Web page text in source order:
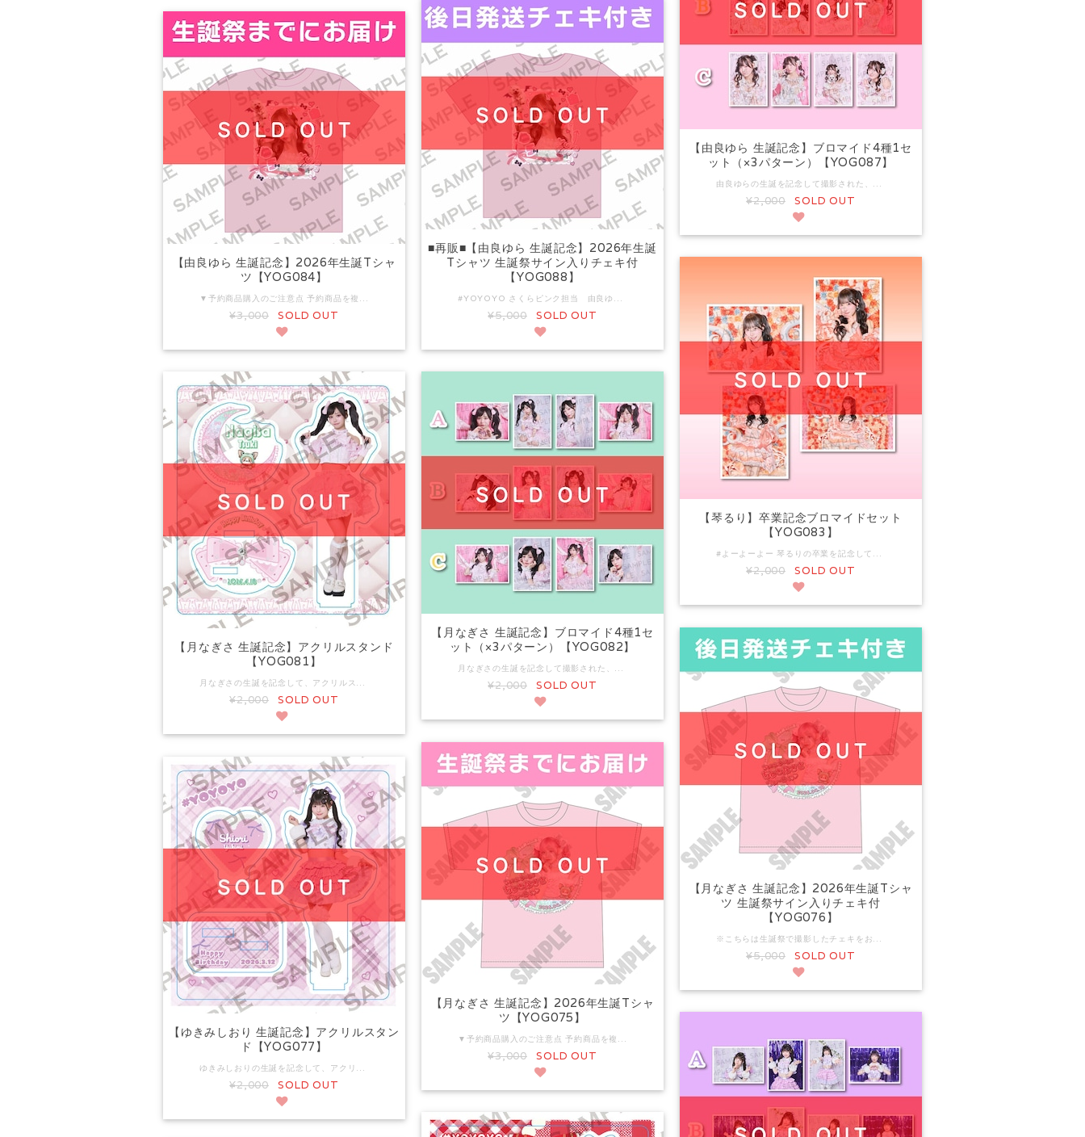
【由良ゆら 生誕記念】ブロマイド4種1セ
ット（×3パターン）【YOG087】
由良ゆらの生誕を記念して撮影された、撮り下ろしプロマイドの販売を開始いたします。 Aセット：2,000円 Bセット：2,000円 Cセット：2,000円 1会計（1注文）でA,B,C,をコンプリート（各1セットずつ購入）して頂いた方にコンプリート特典として【2L版】ブロマイド（サイン入り）３種1セットをプレゼントいたします。 例） ・A×1セット B×1セット C×1セットご購入 →【2L版】ブロマイド（サイン入り）を3種1セット ・A×2セット B×1セット C×3セットご購入 →【2L版】ブロマイド（サイン入り）を3種1セット ・A×2セット B×2セット C×2セットご購入 →【2L版】ブロマイド（サイン入り）を3種2セット ※【2L版】ブロマイド（サイン入り）３種すべてサイン付きとなります。 ※1注文で購入いただいた場合の特典となります。 ※複数注文による合算での特典プレゼントは対象外となりますのでご了承ください。 ※製品の特性上、注文後のキャンセル・変更は一切できません。 *――*発送に関する注意事項*――* ①ご購入後の次のご要望は一切お受け出来ませんので予めご了承下さい。 【発送先住所の変更・訂正】 ②住所未入力や住所間違いにより返送があった場合は、お客様負担（着払い）にての再配送となります。 ③お受取の利便性を考慮し、原則的にネコポスで発送致しますが、サービスの仕様上「営業所留め不可」「郵便局留め不可」「転送不可」となります。ご注文時の配送先住所にご注意ください。 他の予約商品（グッズ含む）と同時購入された場合 すべての商品が揃ってからの発送となります。
¥2,000 SOLD OUT
■再販■【由良ゆら 生誕記念】2026年生誕
Tシャツ 生誕祭サイン入りチェキ付
【YOG088】
#YOYOYO さくらピンク担当 由良ゆらの生誕を記念して デザインされたプレミアムな1着！ 本商品は、生誕祭で撮影したTシャツ着用サイン入りチェキ1枚と共に お送りさせて頂きます関係で、生誕祭後のお手配・発送となります。 サイン入りのTシャツ着用チェキは本購入の限定となります。 現地特典会およびリモートチェキではTシャツの着用はございません。 ※フロントのみのデザインです。 素材：コットン100% Mサイズ 着丈 68cm 身幅 51cm 肩幅 45cm 袖丈 21cm Lサイズ 着丈 71cm 身幅 54cm 肩幅 47cm 袖丈 22cm XLサイズ 着丈 74cm 身幅 57cm 肩幅 49cm 袖丈 23cm XXLサイズ 着丈 77cm 身幅 60cm 肩幅 52cm 袖丈 25cm ※画像はイメージです。実際の商品とは異なる場合がございますので、あらかじめご了承ください。 ▼予約商品について こちらは予約商品となります。通常販売商品と一緒での購入はできません。 また、別の予約商品（リモートチェキを含む）と一緒のご購入の場合 すべての商品が揃ってからの発送となります。 ▼発送時期について 2026年7月27日(月)以降、順次発送となります。 ▼発送に関するご注意 ご注文後の配達先住所の変更や、日時指定等は一切お受けできませんので 発送後、配達業者（ヤマト運輸）と調整くださいませ。 住所不備、ご不在等により返送された場合の再発送は 別途着払い発送での送料をご負担いただきます。 ヤマト運輸での配達となりますので 郵便局留めサービスはご利用いただけません。
¥5,000 SOLD OUT
【由良ゆら 生誕記念】2026年生誕Tシャ
ツ【YOG084】
▼予約商品購入のご注意点 予約商品を複数ご購入の場合、すべての商品が揃い次第まとめて発送いたします。 そのため、イベント開催前にお届け予定の商品も、他の予約商品の入荷次第の発送となります。 イベント開催前に確実にお受け取りをご希望の場合は、商品ごとに分けてご注文ください。 ※2026年6月20日（土）までにお届けが可能な商品となっております。 生誕祭チェキ付きは下記よりご購入ください。 https://ec.yoyoyo.info/items/144777979 #YOYOYO さくらピンク担当 由良ゆらの生誕を記念して デザインされたプレミアムな1着！ ※フロントのみのデザインです。 素材：コットン100% Mサイズ 着丈 68cm 身幅 51cm 肩幅 45cm 袖丈 21cm Lサイズ 着丈 71cm 身幅 54cm 肩幅 47cm 袖丈 22cm XLサイズ 着丈 74cm 身幅 57cm 肩幅 49cm 袖丈 23cm XXLサイズ 着丈 77cm 身幅 60cm 肩幅 52cm 袖丈 25cm ※画像はイメージです。実際の商品とは異なる場合がございますので、あらかじめご了承ください。 ▼予約商品について こちらは予約商品となります。通常販売商品と一緒での購入はできません。 また、別の予約商品（リモートチェキを含む）と一緒のご購入の場合 すべての商品が揃ってからの発送となります。 ▼発送時期について 2026年6月17日(水)以降、順次発送となります。 ▼発送に関するご注意 ご注文後の配達先住所の変更や、日時指定等は一切お受けできませんので 発送後、配達業者（ヤマト運輸）と調整くださいませ。 住所不備、ご不在等により返送された場合の再発送は 別途着払い発送での送料をご負担いただきます。 ヤマト運輸での配達となりますので 郵便局留めサービスはご利用いただけません。
¥3,000 SOLD OUT
【琴るり】卒業記念ブロマイドセット
【YOG083】
#よーよーよー 琴るりの卒業を記念して撮影された 撮り下ろしプロマイドの販売を開始いたします。 4枚1セット：2,000円 ※製品の特性上、注文後のキャンセル・変更は一切できません。 *――*発送に関する注意事項*――* ①ご購入後の次のご要望は一切お受け出来ませんので予めご了承下さい。 【発送先住所の変更・訂正】 ②住所未入力や住所間違いにより返送があった場合は、お客様負担（着払い）にての再配送となります。 ③お受取の利便性を考慮し、原則的にネコポスで発送致しますが、サービスの仕様上「営業所留め不可」「郵便局留め不可」「転送不可」となります。ご注文時の配送先住所にご注意ください。 他の予約商品（グッズ含む）と同時購入された場合 すべての商品が揃ってからの発送となります。
¥2,000 SOLD OUT
【月なぎさ 生誕記念】アクリルスタンド
【YOG081】
月なぎさの生誕を記念して、アクリルスタンドを販売いたします。 ▼サイズ アクリルスタンド本体：約W102mm×H110mm ▼予約商品について こちらは予約商品となります。通常販売商品と一緒での購入はできません。 また、別の予約商品（リモートチェキを含む）と一緒のご購入の場合 すべての商品が揃ってからの発送となります。 ▼発送時期について 2026年5月25日(月)以降、順次発送 ▼発送に関するご注意 ご注文後の配達先住所の変更や、日時指定等は一切お受けできませんので 発送後、配達業者（ヤマト運輸）と調整くださいませ。 住所不備、ご不在等により返送された場合の再発送は 別途着払い発送での送料をご負担いただきます。 ヤマト運輸での配達となりますので 郵便局留めサービスはご利用いただけません。
¥2,000 SOLD OUT
【月なぎさ 生誕記念】ブロマイド4種1セ
ット（×3パターン）【YOG082】
月なぎさの生誕を記念して撮影された、撮り下ろしプロマイドの販売を開始いたします。 Aセット：2,000円 Bセット：2,000円 Cセット：2,000円 1会計（1注文）でA,B,C,をコンプリート（各1セットずつ購入）して頂いた方にコンプリート特典として【2L版】ブロマイド（サイン入り）３種1セットをプレゼントいたします。 例） ・A×1セット B×1セット C×1セットご購入 →【2L版】ブロマイド（サイン入り）を3種1セット ・A×2セット B×1セット C×3セットご購入 →【2L版】ブロマイド（サイン入り）を3種1セット ・A×2セット B×2セット C×2セットご購入 →【2L版】ブロマイド（サイン入り）を3種2セット ※【2L版】ブロマイド（サイン入り）３種すべてサイン付きとなります。 ※1注文で購入いただいた場合の特典となります。 ※複数注文による合算での特典プレゼントは対象外となりますのでご了承ください。 ※製品の特性上、注文後のキャンセル・変更は一切できません。 *――*発送に関する注意事項*――* ①ご購入後の次のご要望は一切お受け出来ませんので予めご了承下さい。 【発送先住所の変更・訂正】 ②住所未入力や住所間違いにより返送があった場合は、お客様負担（着払い）にての再配送となります。 ③お受取の利便性を考慮し、原則的にネコポスで発送致しますが、サービスの仕様上「営業所留め不可」「郵便局留め不可」「転送不可」となります。ご注文時の配送先住所にご注意ください。 他の予約商品（グッズ含む）と同時購入された場合 すべての商品が揃ってからの発送となります。
¥2,000 SOLD OUT
【月なぎさ 生誕記念】2026年生誕Tシャ
ツ 生誕祭サイン入りチェキ付
【YOG076】
※こちらは生誕祭で撮影したチェキをお付けしての商品となります。 ライブ当日の着用をご希望の場合は、下記よりご購入ください。 https://ec.yoyoyo.info/items/138909014 #YOYOYO きらきらミント担当 月なぎさの生誕を記念して デザインされたプレミアムな1着！ 本商品は、生誕祭で撮影したTシャツ着用サイン入りチェキ1枚と共に お送りさせて頂きます関係で、生誕祭後のお手配・発送となります。 サイン入りのTシャツ着用チェキは本購入の限定となります。 現地特典会およびリモートチェキではTシャツの着用はございません。 素材：コットン100% Mサイズ 着丈 68cm 身幅 51cm 肩幅 45cm 袖丈 21cm Lサイズ 着丈 71cm 身幅 54cm 肩幅 47cm 袖丈 22cm XLサイズ 着丈 74cm 身幅 57cm 肩幅 49cm 袖丈 23cm XXLサイズ 着丈 77cm 身幅 60cm 肩幅 52cm 袖丈 25cm ※画像はイメージです。実際の商品とは異なる場合がございますので、あらかじめご了承ください。 ※フロントのみのデザインです。 ▼予約商品について こちらは予約商品となります。通常販売商品と一緒での購入はできません。 また、別の予約商品（リモートチェキを含む）と一緒のご購入の場合 すべての商品が揃ってからの発送となります。 ▼発送時期について 2026年5月8日(金)以降、順次発送となります。 ▼発送に関するご注意 ご注文後の配達先住所の変更や、日時指定等は一切お受けできませんので 発送後、配達業者（ヤマト運輸）と調整くださいませ。 住所不備、ご不在等により返送された場合の再発送は 別途着払い発送での送料をご負担いただきます。 ヤマト運輸での配達となりますので 郵便局留めサービスはご利用いただけません。
¥5,000 SOLD OUT
【月なぎさ 生誕記念】2026年生誕Tシャ
ツ【YOG075】
▼予約商品購入のご注意点 予約商品を複数ご購入の場合、すべての商品が揃い次第まとめて発送いたします。 そのため、イベント開催前にお届け予定の商品も、他の予約商品の入荷次第の発送となります。 イベント開催前に確実にお受け取りをご希望の場合は、商品ごとに分けてご注文ください。 ※2026年4月18日（土）までにお届けが可能な商品となっております。 生誕祭チェキ付きは下記よりご購入ください。 https://ec.yoyoyo.info/items/138909368 #YOYOYO きらきらミント担当 月なぎさの生誕を記念して デザインされたプレミアムな1着！ 素材：コットン100% Mサイズ 着丈 68cm 身幅 51cm 肩幅 45cm 袖丈 21cm Lサイズ 着丈 71cm 身幅 54cm 肩幅 47cm 袖丈 22cm XLサイズ 着丈 74cm 身幅 57cm 肩幅 49cm 袖丈 23cm XXLサイズ 着丈 77cm 身幅 60cm 肩幅 52cm 袖丈 25cm ※画像はイメージです。実際の商品とは異なる場合がございますので、あらかじめご了承ください。 ※フロントのみのデザインです。 ▼予約商品について こちらは予約商品となります。通常販売商品と一緒での購入はできません。 また、別の予約商品（リモートチェキを含む）と一緒のご購入の場合 すべての商品が揃ってからの発送となります。 ▼発送時期について 2026年4月15日(水)以降、順次発送となります。 ▼発送に関するご注意 ご注文後の配達先住所の変更や、日時指定等は一切お受けできませんので 発送後、配達業者（ヤマト運輸）と調整くださいませ。 住所不備、ご不在等により返送された場合の再発送は 別途着払い発送での送料をご負担いただきます。 ヤマト運輸での配達となりますので 郵便局留めサービスはご利用いただけません。
¥3,000 SOLD OUT
【ゆきみしおり 生誕記念】アクリルスタン
ド【YOG077】
ゆきみしおりの生誕を記念して、アクリルスタンドを販売いたします。 ▼サイズ アクリルスタンド本体：約W102mm×H110mm ▼予約商品について こちらは予約商品となります。通常販売商品と一緒での購入はできません。 また、別の予約商品（リモートチェキを含む）と一緒のご購入の場合 すべての商品が揃ってからの発送となります。 ▼発送時期について 2026年4月27日(月)以降、順次発送 ▼発送に関するご注意 ご注文後の配達先住所の変更や、日時指定等は一切お受けできませんので 発送後、配達業者（ヤマト運輸）と調整くださいませ。 住所不備、ご不在等により返送された場合の再発送は 別途着払い発送での送料をご負担いただきます。 ヤマト運輸での配達となりますので 郵便局留めサービスはご利用いただけません。
¥2,000 SOLD OUT